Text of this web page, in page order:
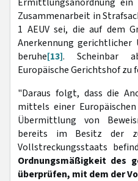
Zusammenarbeit in
1 AEUV sei, die auf dem
Anerkennung gerichtlicher
beruhe[13]. Scheinbar
Europäische Gerichtshof zu
"Daraus folgt, dass die
mittels einer
Übermittlung von
bereits im Besitz der
Vollstreckungsstaats
Ordnungsmäßigkeit des
überprüfen, mit dem der